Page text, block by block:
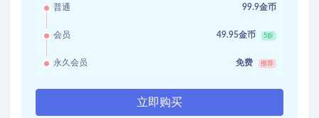
普通 99.9金币
会员 49.95金币 5折
永久会员 免费 推荐
立即购买